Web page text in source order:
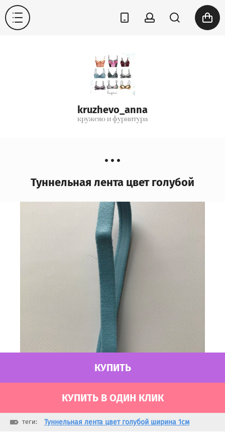
kruzhevo_anna
кружево и фурнитура
Туннельная лента цвет голубой
КУПИТЬ
КУПИТЬ В ОДИН КЛИК
теги: Туннельная лента цвет голубой ширина 1см